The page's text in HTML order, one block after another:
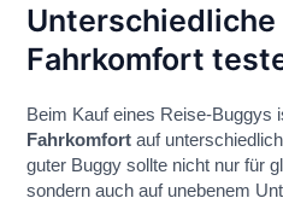
Unterschiedliche
Fahrkomfort
Beim Kauf eines Reise-Buggys
Fahrkomfort auf
guter Buggy sollte nicht nur für
sondern auch auf unebenem